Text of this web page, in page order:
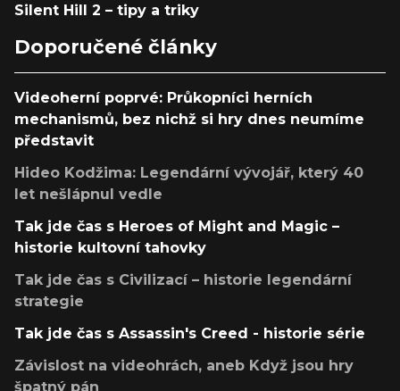
Silent Hill 2 – tipy a triky
Doporučené články
Videoherní poprvé: Průkopníci herních
mechanismů, bez nichž si hry dnes neumíme
představit
Hideo Kodžima: Legendární vývojář, který 40
let nešlápnul vedle
Tak jde čas s Heroes of Might and Magic –
historie kultovní tahovky
Tak jde čas s Civilizací – historie legendární
strategie
Tak jde čas s Assassin's Creed - historie série
Závislost na videohrách, aneb Když jsou hry
špatný pán